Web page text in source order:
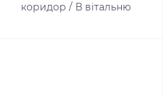
коридор / В вітальню